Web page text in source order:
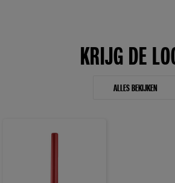
KRIJG DE
ALLES BEKIJKEN